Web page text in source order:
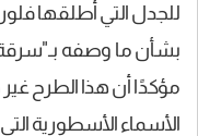
للجدل التي أطلقها
بشأن ما وصفه بـ"سرقة" 7
مؤكدًا أن هذا الطرح
الأسماء الأسطورية